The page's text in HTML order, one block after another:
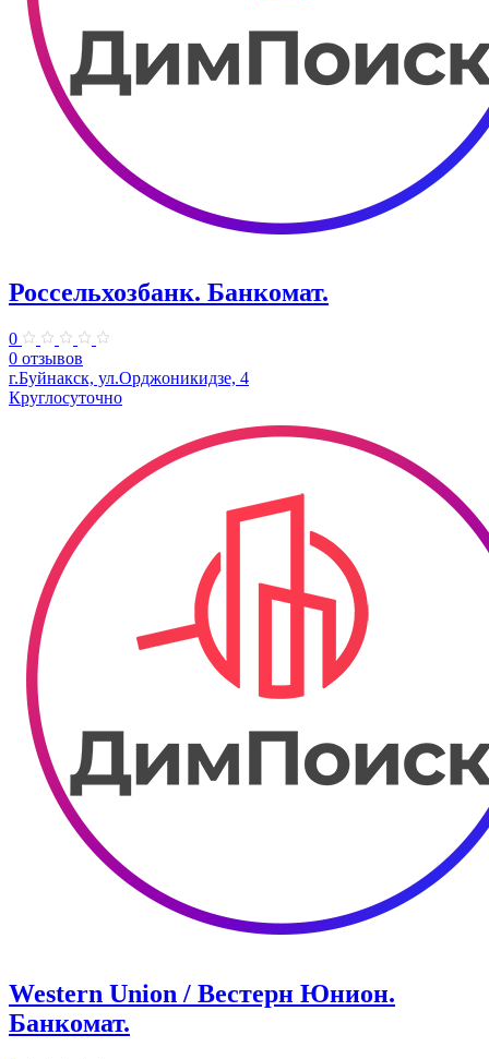
Россельхозбанк. Банкомат.
0
0 отзывов
г.Буйнакск, ул.Орджоникидзе, 4
Круглосуточно
Western Union / Вестерн Юнион.
Банкомат.